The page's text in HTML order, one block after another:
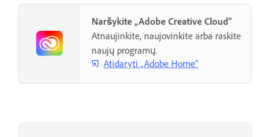
Naršykite „Adobe Creative Cloud“
Atnaujinkite, naujovinkite arba raskite
naujų programų.
Atidaryti „Adobe Home“